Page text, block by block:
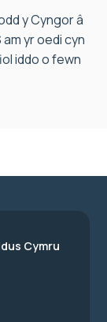
y Cyngor â
yr oedi cyn
iddo o fewn
Cymru